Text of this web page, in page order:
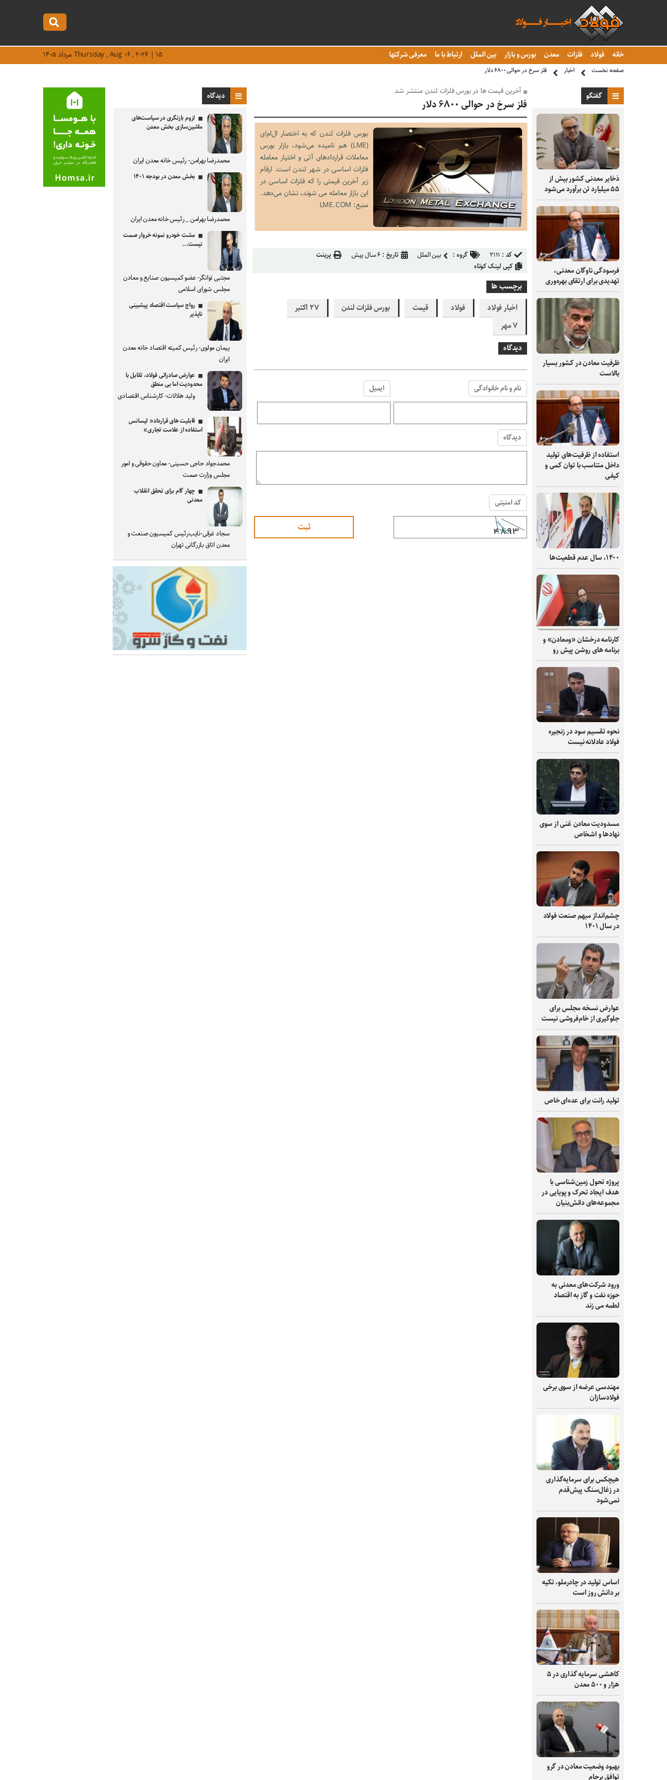
خانه فولاد فلزات معدن بورس و بازار بین الملل ارتباط با ما معرفی شرکتها Thursday , Aug ۰۶ , ۲۰۲۶ | ۱۵ مرداد ۱۴۰۵
صفحه نخست اخبار فلز سرخ در حوالی ۶۸۰۰ دلار
گفتگو
ذخایر معدنی کشور بیش از
۵۵ میلیارد تن برآورد می‌شود
فرسودگی ناوگان معدنی،
تهدیدی برای ارتقای بهره‌وری
ظرفیت‌ معادن در کشور بسیار
بالاست
استفاده از ظرفیت‌های تولید
داخل متناسب با توان کمی و
کیفی
۱۴۰۰، سال عدم قطعیت‌ها
کارنامه درخشان «ومعادن» و
برنامه های روشن پیش رو
نحوه تقسیم سود در زنجیره
فولاد عادلانه نیست
مسدودیت معادن غنی از سوی
نهادها و اشخاص
چشم‌انداز مبهم صنعت فولاد
در سال ۱۴۰۱
عوارض نسخه مجلس برای
جلوگیری از خام‌فروشی نیست
تولید رانت برای عده‌ای خاص
پروژه تحول زمین‌شناسی با
هدف ایجاد تحرک و پویایی در
مجموعه‌های دانش‌بنیان
ورود شرکت‌های معدنی به
حوزه نفت و گاز به اقتصاد
لطمه می زند
مهندسی عرضه از سوی برخی
فولادسازان
هیچکس برای سرمایه‌گذاری
در زغال‌سنگ پیش‌قدم
نمی‌شود
اساس تولید در چادرملو، تکیه
بر دانش‌ روز است
کاهشی سرمایه گذاری در ۵
هزار و ۵۰۰ معدن
بهبود وضعیت معادن در گرو
توافق برجام
آخرین قیمت ها در بورس فلزات لندن منتشر شد
فلز سرخ در حوالی ۶۸۰۰ دلار
بورس فلزات لندن که به اختصار ال‌ام‌ای
(LME) هم نامیده می‌شود، بازار بورس
معاملات قراردادهای آتی و اختیار معامله
فلزات اساسی در شهر لندن است. ارقام
زیر آخرین قیمتی را که فلزات اساسی در
این بازار معامله می شوند، نشان می‌دهد.
منبع: LME.COM
کد : ۲۱۱۱ گروه : بین الملل تاریخ : ۶ سال پیش
پرینت
کپی لینک کوتاه
برچسب ها
اخبار فولاد
فولاد قیمت بورس فلزات لندن
۲۷ اکتبر
۷ مهر
دیدگاه
نام و نام خانوادگی ایمیل
دیدگاه
کد امنیتی
دیدگاه
لزوم بازنگری در سیاست‌های
ماشین‌سازی بخش معدن
محمدرضا بهرامن- رئیس خانه معدن ایران
بخش معدن در بودجه ۱۴۰۱
محمدرضا بهرامن _ رئیس خانه معدن ایران
مشت خودرو نمونه خروار صمت
نیست...
مجتبی توانگر- عضو کمیسیون صنایع و معادن
مجلس شورای اسلامی
رواج سیاست اقتصاد پیشبینی
ناپذیر
پیمان مولوی- رئیس کمیته اقتصاد خانه معدن
ایران
عوارض صادراتی فولاد، تقابل با
محدودیت اما بی منطق
ولید هلالات- کارشناس اقتصادی
قابلیت های قرارداد« لیسانس
استفاده از علامت تجاری»
محمدجواد حاجی حسینی- معاون حقوقی و امور
مجلس وزارت صمت
چهار گام برای تحقق انقلاب
معدنی
سجاد غرقی-نایب‌رئیس کمیسیون صنعت و
معدن اتاق بازرگانی تهران